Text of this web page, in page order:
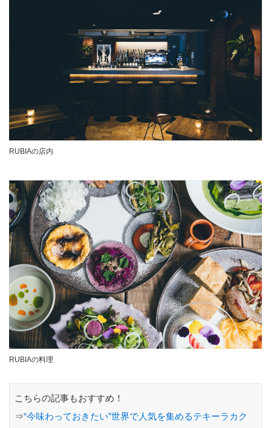
RUBIAの店内
RUBIAの料理
こちらの記事もおすすめ！
⇒“今味わっておきたい”世界で人気を集めるテキーラカク